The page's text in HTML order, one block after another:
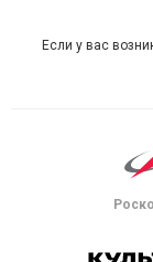
Если у вас